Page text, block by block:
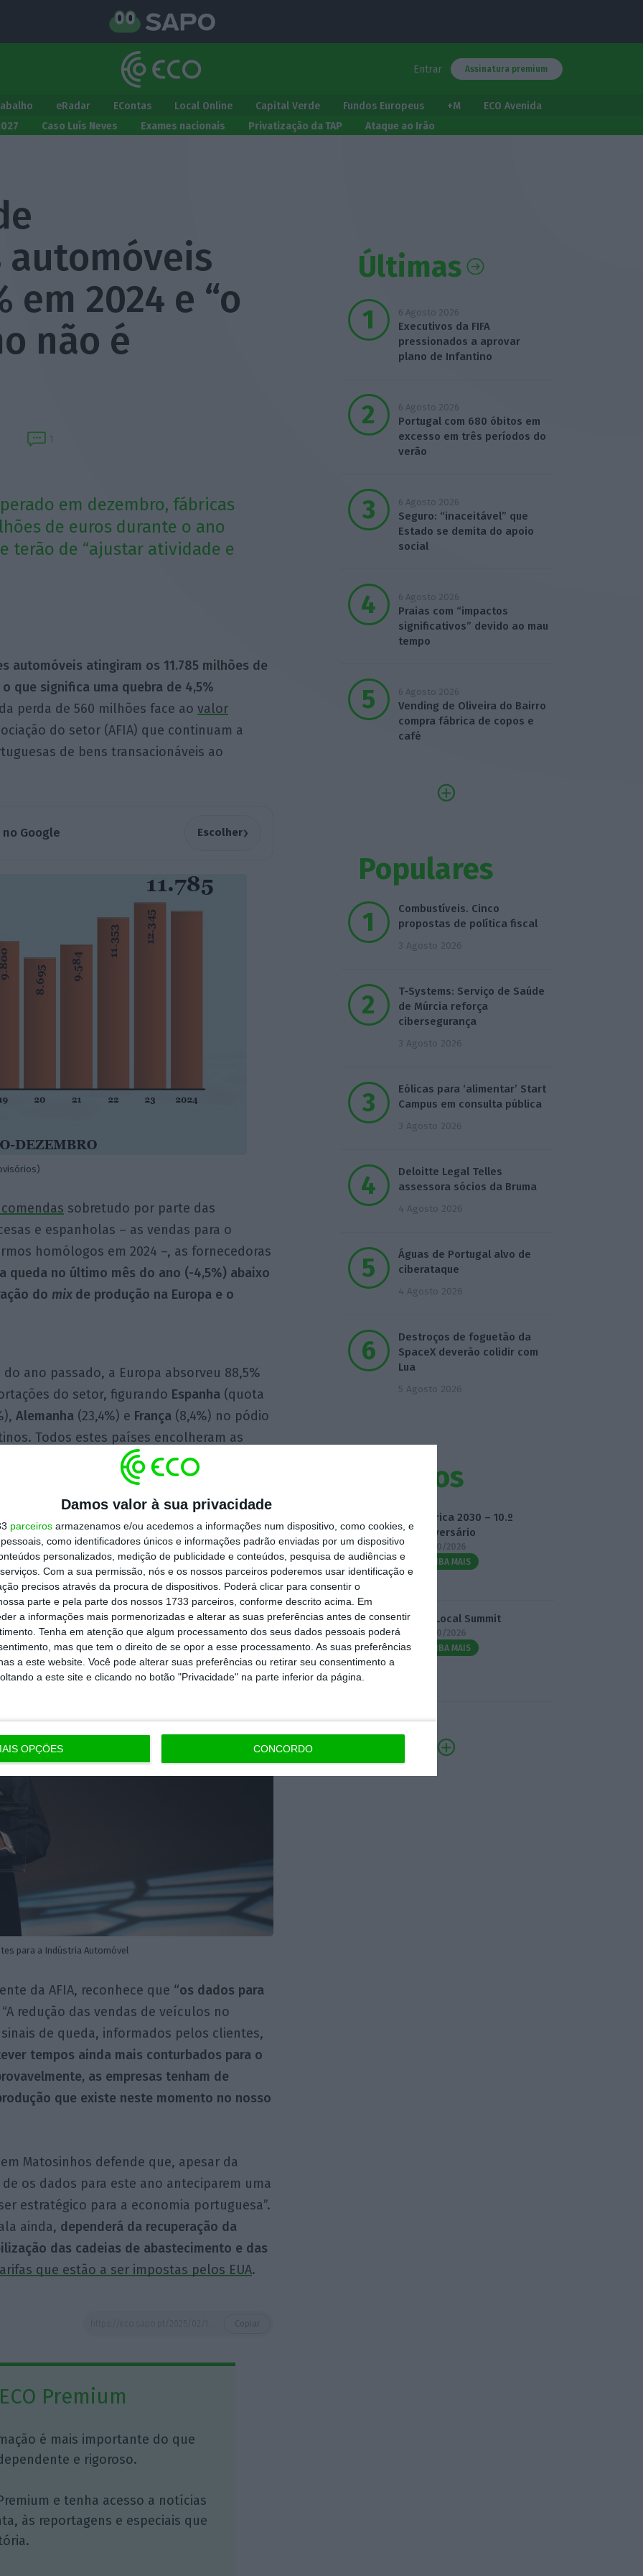
Damos valor à sua privacidade
parceiros armazenamos e/ou acedemos a informações num dispositivo, como cookies, e
como identificadores únicos e informações padrão enviadas por um dispositivo
personalizados, medição de publicidade e conteúdos, pesquisa de audiências e
Com a sua permissão, nós e os nossos parceiros poderemos usar identificação e
precisos através da procura de dispositivos. Poderá clicar para consentir o
parte e pela parte dos nossos 1733 parceiros, conforme descrito acima. Em
a informações mais pormenorizadas e alterar as suas preferências antes de consentir
Tenha em atenção que algum processamento dos seus dados pessoais poderá
mas que tem o direito de se opor a esse processamento. As suas preferências
a este website. Você pode alterar suas preferências ou retirar seu consentimento a
a este site e clicando no botão "Privacidade" na parte inferior da página.
OPÇÕES CONCORDO
Entrar Assinatura premium
eRadar EContas Local Online Capital Verde Fundos Europeus +M
ECO Avenida
Caso Luís Neves Exames nacionais Privatização da TAP Ataque ao Irão
em 2024 e “o
não é
1
em dezembro, fábricas
de euros durante o ano
terão de “ajustar atividade e
automóveis atingiram os 11.785 milhões de
que significa uma quebra de 4,5%
perda de 560 milhões face ao valor
do setor (AFIA) que continuam a
de bens transacionáveis ao
Google Escolher›
sobretudo por parte das
e espanholas – as vendas para o
homólogos em 2024 –, as fornecedoras
a queda no último mês do ano (-4,5%) abaixo
do mix de produção na Europa e o
ano passado, a Europa absorveu 88,5%
do setor, figurando Espanha(quota
Alemanha(23,4%) e França(8,4%) no pódio
Todos estes países encolheram as
a Portugal, contribuindo parao primeiro
neste indicador.
setorial destaca osEUA(4,9% do total) e
na lista de clientes (quota de 2,1%), mas
às fábricas nacionais.
para a Indústria Automóvel
da AFIA, reconhece que “os dados para
“A redução das vendas de veículos no
de queda, informados pelos clientes,
tempos ainda mais conturbados para o
as empresas tenham de
que existe neste momento no nosso
Matosinhos defende que, apesar da
os dados para este ano anteciparem uma
estratégico para a economia portuguesa”.
ainda, dependerá da recuperação da
das cadeias de abastecimento e das
que estão a ser impostas pelos EUA.
Premium
é mais importante do que
e rigoroso.
e tenha acesso a notícias
às reportagens e especiais que
Últimas
6 Agosto 2026
Executivos da FIFA
pressionados a aprovar
plano de Infantino
6 Agosto 2026
Portugal com 680 óbitos em
excesso em três períodos do
verão
6 Agosto 2026
Seguro: “inaceitável” que
Estado se demita do apoio
social
6 Agosto 2026
Praias com “impactos
significativos” devido ao mau
tempo
6 Agosto 2026
Vending de Oliveira do Bairro
compra fábrica de copos e
café
Populares
Combustíveis. Cinco
propostas de política fiscal
3 Agosto 2026
T-Systems: Serviço de Saúde
de Múrcia reforça
cibersegurança
3 Agosto 2026
Eólicas para ‘alimentar’ Start
Campus em consulta pública
3 Agosto 2026
Deloitte Legal Telles
assessora sócios da Bruma
4 Agosto 2026
Águas de Portugal alvo de
ciberataque
4 Agosto 2026
Destroços de foguetão da
SpaceX deverão colidir com
Lua
5 Agosto 2026
Eventos
Fábrica 2030 – 10.º
Aniversário
14/10/2026
SAIBA MAIS
3.º Local Summit
07/10/2026
SAIBA MAIS